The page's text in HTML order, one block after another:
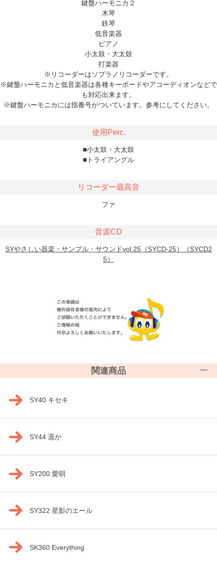
鍵盤ハーモニカ２
木琴
鉄琴
低音楽器
ピアノ
小太鼓・大太鼓
打楽器
※リコーダーはソプラノリコーダーです。
※鍵盤ハーモニカと低音楽器は各種キーボードやアコーディオンなどで
も対応出来ます。
※鍵盤ハーモニカには指番号がついています。参考にしてください。
使用Perc.
■小太鼓・大太鼓
■トライアングル
リコーダー最高音
ファ
音源CD
SYやさしい器楽・サンプル・サウンドvol.25（SYCD-25）（SYCD2
5）
関連商品
SY40 キセキ
SY44 遥か
SY200 愛唄
SY322 星影のエール
SK360 Everything